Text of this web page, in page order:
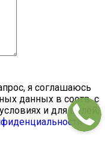
я соглашаюсь
данных в соотв. с
и для целей,